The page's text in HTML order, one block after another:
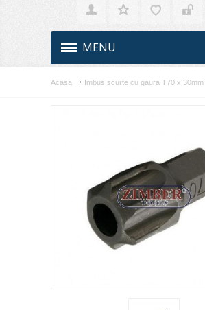
MENU
Acasă Imbus scurte cu gaura T70 x